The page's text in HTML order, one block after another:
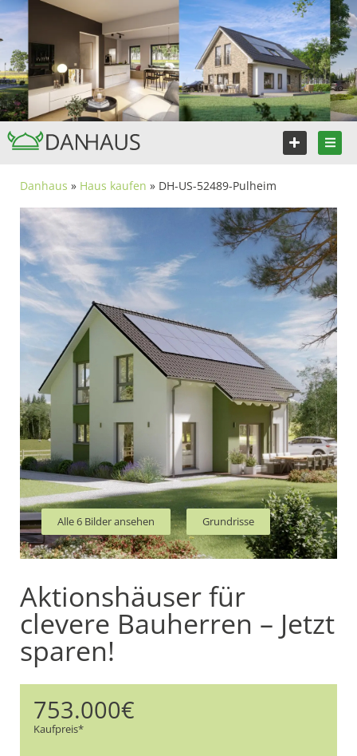
Danhaus » Haus kaufen » DH-US-52489-Pulheim
Alle 6 Bilder ansehen Grundrisse
Aktionshäuser für
clevere Bauherren – Jetzt
sparen!
753.000€
Kaufpreis*